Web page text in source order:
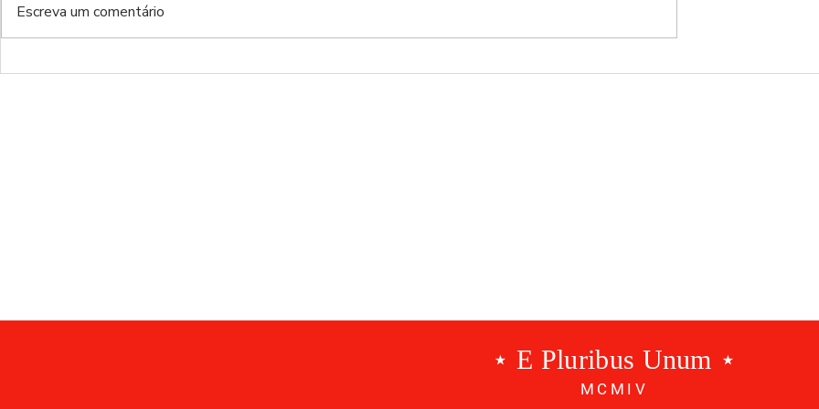
Do inferno da Luz ao inferno
21 dias depois, o
Escreva um comentário
⋆ E Pluribus Unum ⋆
MCMIV